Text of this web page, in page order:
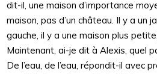
dit-il, une maison d’importance
maison, pas d’un château. Il y a un
gauche, il y a une maison plus
Maintenant, ai-je dit à Alexis, quel
De l’eau, de l’eau, répondit-il avec